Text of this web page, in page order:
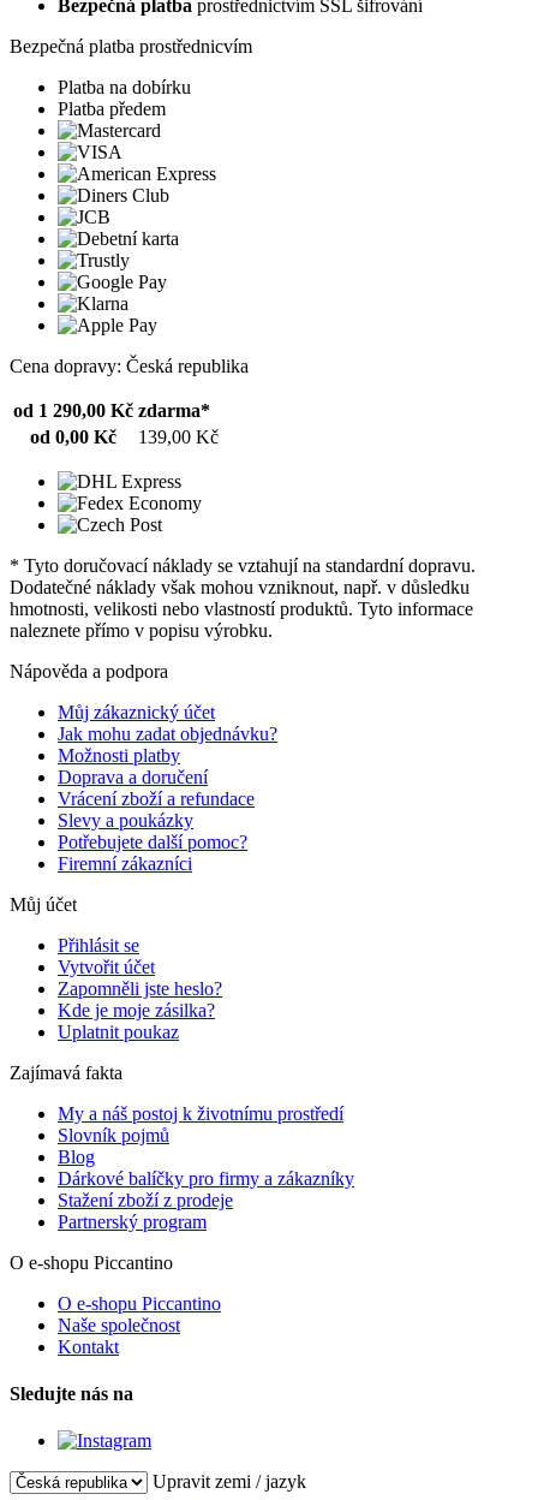
Bezpečná platba prostřednictvím SSL šifrování
Bezpečná platba prostřednicvím
Platba na dobírku
Platba předem
Cena dopravy: Česká republika
od 1 290,00 Kč zdarma*
od 0,00 Kč
139,00 Kč
* Tyto doručovací náklady se vztahují na standardní dopravu.
Dodatečné náklady však mohou vzniknout, např. v důsledku
hmotnosti, velikosti nebo vlastností produktů. Tyto informace
naleznete přímo v popisu výrobku.
Nápověda a podpora
Můj zákaznický účet
Jak mohu zadat objednávku?
Možnosti platby
Doprava a doručení
Vrácení zboží a refundace
Slevy a poukázky
Potřebujete další pomoc?
Firemní zákazníci
Můj účet
Přihlásit se
Vytvořit účet
Zapomněli jste heslo?
Kde je moje zásilka?
Uplatnit poukaz
Zajímavá fakta
My a náš postoj k životnímu prostředí
Slovník pojmů
Blog
Dárkové balíčky pro firmy a zákazníky
Stažení zboží z prodeje
Partnerský program
O e-shopu Piccantino
O e-shopu Piccantino
Naše společnost
Kontakt
Sledujte nás na
Upravit zemi / jazyk